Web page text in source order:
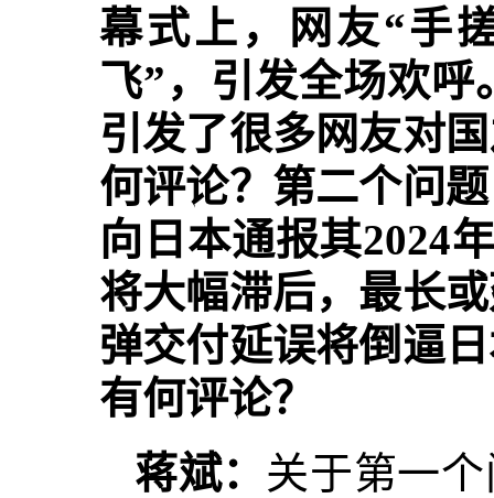
幕式上，网友“手
飞”，引发全场欢
引发了很多网友对
何评论？第二个问
向日本通报其2024
将大幅滞后，最长
弹交付延误将倒逼
有何评论？
蒋斌： 关于第一